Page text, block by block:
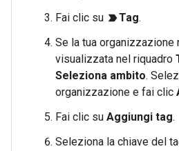
Fai clic su label_importantTag.
Se la tua organizzazione
visualizzata nel riquadro
Seleziona ambito.
organizzazione e fai clic
Fai clic su Aggiungi tag.
Seleziona la chiave del